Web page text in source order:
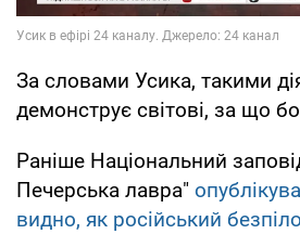
За словами Усика, такими
демонструє світові, за що
Раніше Національний
Печерська лавра"
видно, як російський